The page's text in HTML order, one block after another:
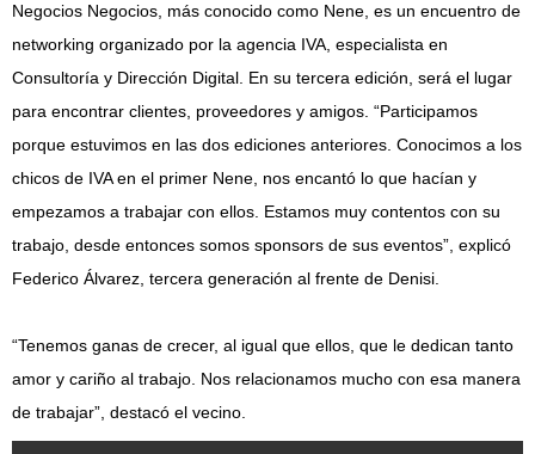
Negocios Negocios, más conocido como Nene, es un encuentro de
networking organizado por la agencia IVA, especialista en
Consultoría y Dirección Digital. En su tercera edición, será el lugar
para encontrar clientes, proveedores y amigos. “Participamos
porque estuvimos en las dos ediciones anteriores. Conocimos a los
chicos de IVA en el primer Nene, nos encantó lo que hacían y
empezamos a trabajar con ellos. Estamos muy contentos con su
trabajo, desde entonces somos sponsors de sus eventos”, explicó
Federico Álvarez, tercera generación al frente de Denisi.
“Tenemos ganas de crecer, al igual que ellos, que le dedican tanto
amor y cariño al trabajo. Nos relacionamos mucho con esa manera
de trabajar”, destacó el vecino.